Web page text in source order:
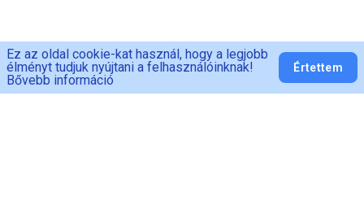
Ez az oldal cookie-kat használ, hogy a legjobb
élményt tudjuk nyújtani a felhasználóinknak!
Bővebb információ
Értettem